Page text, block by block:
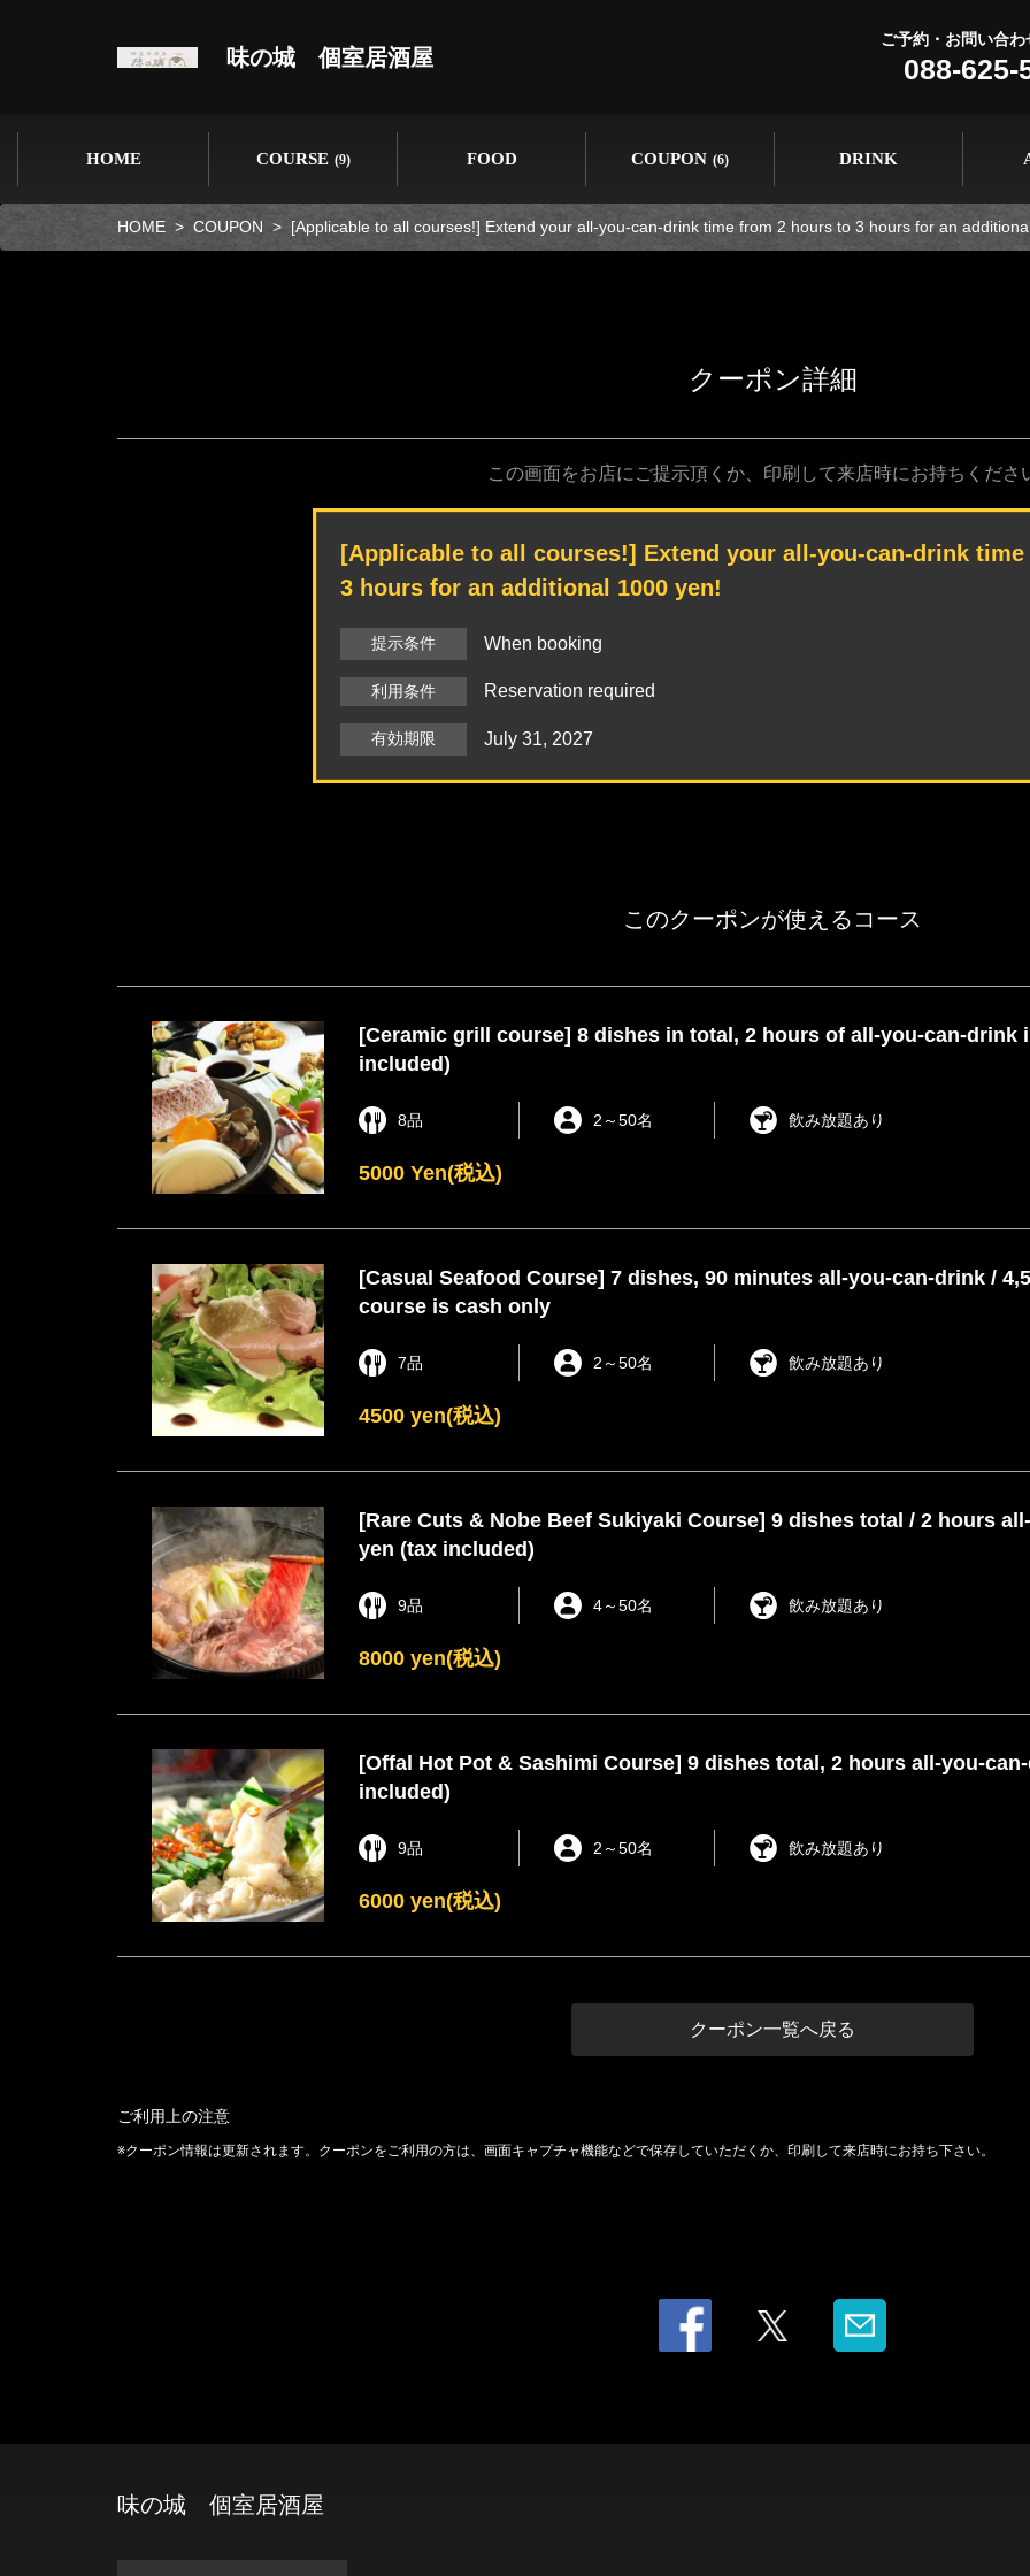
味の城 個室居酒屋
ご予約・お問い合わ
088-625-
HOME COURSE (9) FOOD COUPON (6) DRINK
HOME COUPON [Applicable to all courses!] Extend your all-you-can-drink time from 2 hours to 3 hours for an
クーポン詳細
この画面をお店にご提示頂くか、印刷して来店時にお持ちくださ
[Applicable to all courses!] Extend your all-you-can-drink
3 hours for an additional 1000 yen!
提示条件 When booking
利用条件 Reservation required
有効期限 July 31, 2027
このクーポンが使えるコース
[Ceramic grill course] 8 dishes in total, 2 hours of all-you-can-drink
included)
8品 2 ～50名 飲み放題あり
5000 Yen(税込)
[Casual Seafood Course] 7 dishes, 90 minutes all-you-can-drink /
course is cash only
7品 2 ～50名 飲み放題あり
4500 yen(税込)
[Rare Cuts & Nobe Beef Sukiyaki Course] 9 dishes total / 2 hours
yen (tax included)
9品 4～50名 飲み放題あり
8000 yen(税込)
[Offal Hot Pot & Sashimi Course] 9 dishes total, 2 hours all-you-
included)
9品 2 ～50名 飲み放題あり
6000 yen(税込)
クーポン一覧へ戻る
ご利用上の注意
クーポン情報は更新されます。クーポンをご利用の方は、画面キャプチャ機能などで保存していただくか、印刷して来店時にお持ち下さい。
味の城 個室居酒屋